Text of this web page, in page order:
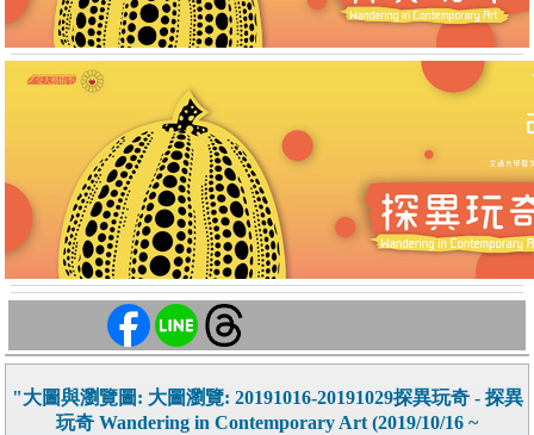
"大圖與瀏覽圖: 大圖瀏覽: 20191016-20191029探異玩奇 - 探異
玩奇 Wandering in Contemporary Art (2019/10/16 ~